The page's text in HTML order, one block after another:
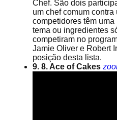
Chef. São dois
um chef comum
competidores têm
tema ou ingredientes
competiram no
Jamie Oliver e Robert
posição desta lista.
9. 8. Ace of Cakes